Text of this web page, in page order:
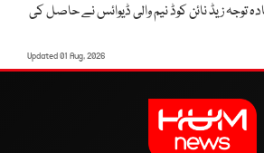
توجہ زیڈ نائن کوڈ نیم والی ڈیوائس نے حاصل کی
Updated 01 Aug, 2026